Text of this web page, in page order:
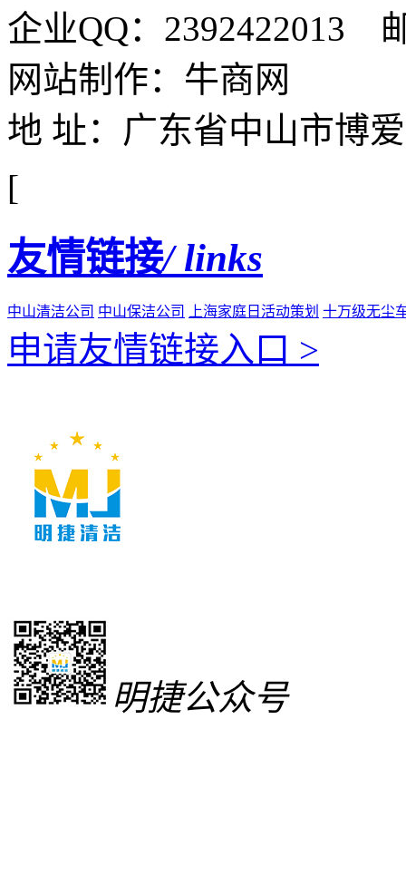
企业QQ：2392422013
网站制作：牛商网
地 址：广东省中山市博
[
友情链接/ links
中山清洁公司 中山保洁公司 上海家庭日活动策划 十万级无尘
申请友情链接入口 >
明捷公众号